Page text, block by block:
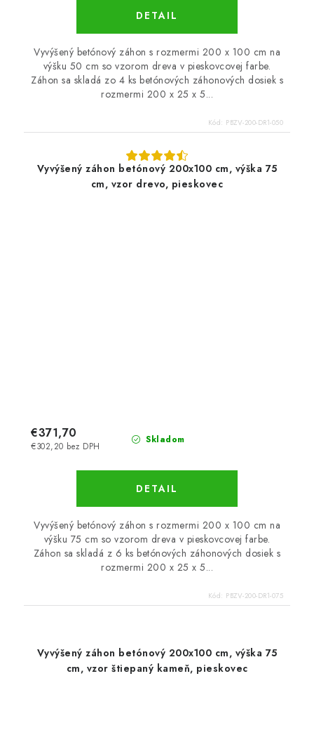
DETAIL
Vyvýšený betónový záhon s rozmermi 200 x 100 cm na
výšku 50 cm so vzorom dreva v pieskovcovej farbe.
Záhon sa skladá zo 4 ks betónových záhonových dosiek s
rozmermi 200 x 25 x 5...
Kód: PBZV-200-DR1-050
Vyvýšený záhon betónový 200x100 cm, výška 75
cm, vzor drevo, pieskovec
Skladom
€302,20 bez DPH
€371,70
DETAIL
Vyvýšený betónový záhon s rozmermi 200 x 100 cm na
výšku 75 cm so vzorom dreva v pieskovcovej farbe.
Záhon sa skladá z 6 ks betónových záhonových dosiek s
rozmermi 200 x 25 x 5...
Kód: PBZV-200-DR1-075
Vyvýšený záhon betónový 200x100 cm, výška 75
cm, vzor štiepaný kameň, pieskovec